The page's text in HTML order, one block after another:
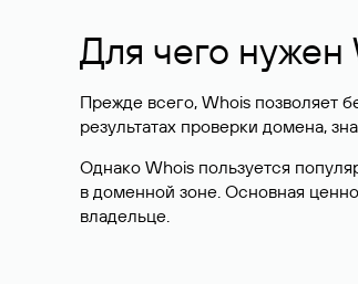
Для чего
Прежде всего, Whois позволяет
результатах проверки домена,
Однако Whois пользуется
в доменной зоне. Основная
владельце.